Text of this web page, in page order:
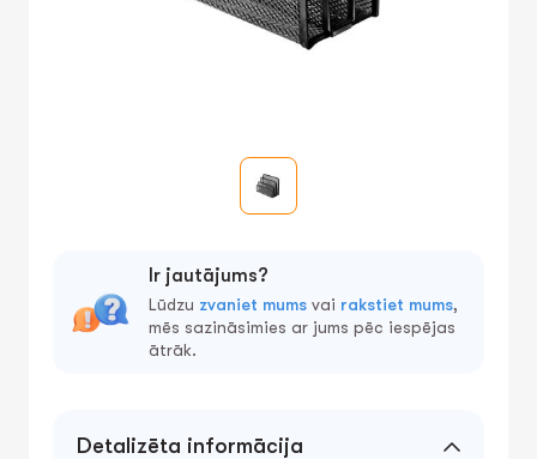
Ir jautājums?
Lūdzu zvaniet mums vai rakstiet mums,
mēs sazināsimies ar jums pēc iespējas
ātrāk.
Detalizēta informācija